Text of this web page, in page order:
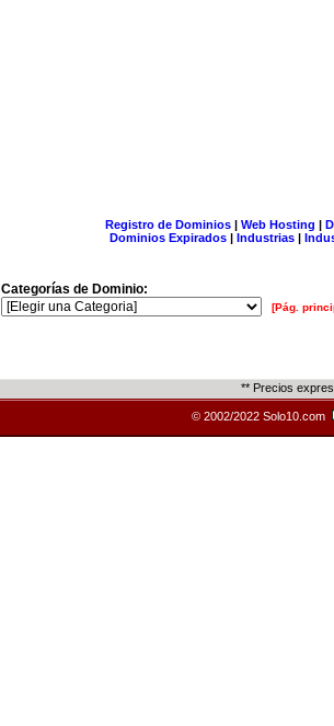
Registro de Dominios| Web Hosting |
Dominios Expirados | Industrias |
Categorías de Dominio:
[Pág.
** Precios
© 2002/2022 Solo10.com